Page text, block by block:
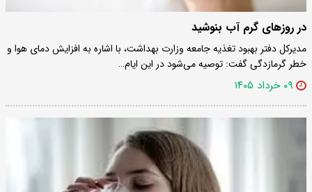
در روزهای گرم آب بنوشید
مدیرکل دفتر بهبود تغذیه جامعه وزارت بهداشت، با اشاره به افزایش دمای هوا و
خطر گرمازدگی گفت: توصیه می‌شود در این ایام…
۰۹ خرداد ۱۴۰۵